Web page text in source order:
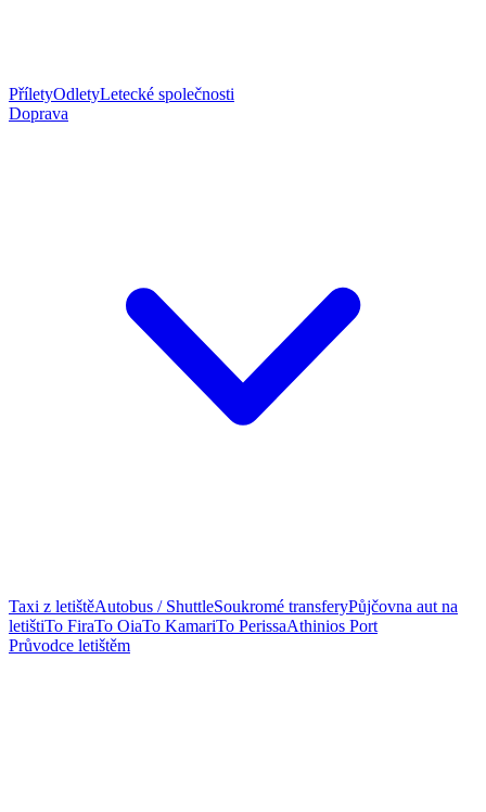
PříletyOdletyLetecké společnosti
Doprava
Taxi z letištěAutobus / ShuttleSoukromé transferyPůjčovna aut na
letištiTo FiraTo OiaTo KamariTo PerissaAthinios Port
Průvodce letištěm